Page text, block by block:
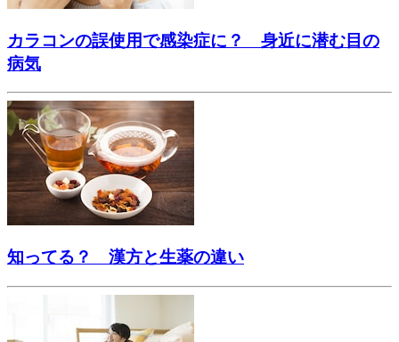
カラコンの誤使用で感染症に？ 身近に潜む目の
病気
知ってる？ 漢方と生薬の違い